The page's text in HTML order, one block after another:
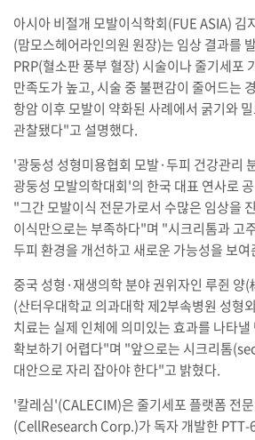
아시아 비절개 모발이식학회(FUE ASIA) 김
(맘모스헤어라인의원 원장)는 임상 결과를
PRP(혈소판 풍부 혈장) 시술이나 줄기세포
만족도가 높고, 시술 중 불편감이 줄어드는
항암 이후 모발이 약화된 사례에서 굵기와
관찰됐다"고 설명했다.
'광둥성 성형미용협회 모발·두피 건강관리
광둥성 모발의학대회'의 한국 대표 연사로
"그간 모발이식 전문가로서 수많은 임상을
이식만으로는 부족하다"며 "시크리톰과 고
두피 환경을 개선하고 새로운 가능성을 보
중국 성형·재생의학 분야 권위자인 루쥔 양
(산터우대학교 의과대학 제2부속병원 성형
치료는 실제 인체에 의미있는 효과를 나타
확보하기 어렵다"며 "앞으로는 시크리톰
대안으로 자리 잡아야 한다"고 밝혔다.
'칼레심'(CALECIM)은 줄기세포 플랫폼 전
(CellResearch Corp.)가 독자 개발한